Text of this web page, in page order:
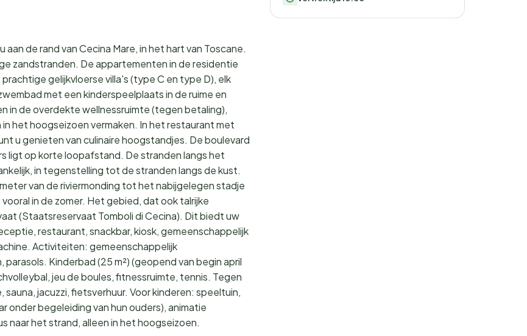
de rand van Cecina Mare, in het hart van Toscane.
zandstranden. De appartementen in de residentie
gelijkvloerse villa's (type C en type D), elk
met een kinderspeelplaats in de ruime en
in de overdekte wellnessruimte (tegen betaling),
het hoogseizoen vermaken. In het restaurant met
u genieten van culinaire hoogstandjes. De boulevard
ligt op korte loopafstand. De stranden langs het
in tegenstelling tot de stranden langs de kust.
van de riviermonding tot het nabijgelegen stadje
in de zomer. Het gebied, dat ook talrijke
(Staatsreservaat Tomboli di Cecina). Dit biedt uw
restaurant, snackbar, kiosk, gemeenschappelijk
Activiteiten: gemeenschappelijk
Kinderbad (25 m²) (geopend van begin april
jeu de boules, fitnessruimte, tennis. Tegen
jacuzzi, fietsverhuur. Voor kinderen: speeltuin,
onder begeleiding van hun ouders), animatie
naar het strand, alleen in het hoogseizoen.